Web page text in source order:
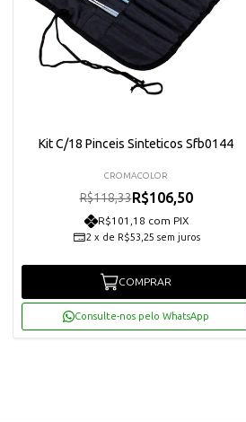
Kit C/18 Pinceis Sinteticos Sfb0144
CROMACOLOR
R$118,33R$106,50
R$101,18 com PIX
2 x de R$53,25 sem juros
COMPRAR
Consulte-nos pelo WhatsApp